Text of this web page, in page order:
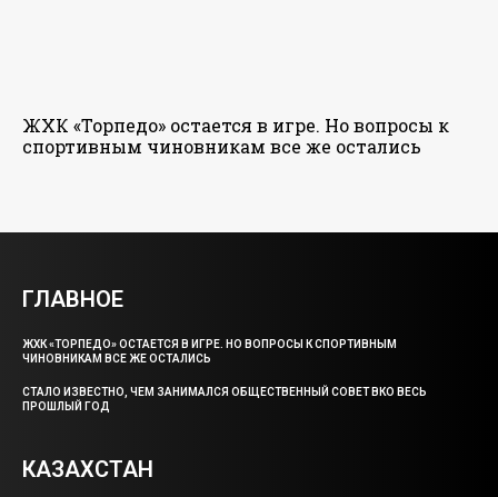
ЖХК «Торпедо» остается в игре. Но вопросы к
спортивным чиновникам все же остались
ГЛАВНОЕ
ЖХК «ТОРПЕДО» ОСТАЕТСЯ В ИГРЕ. НО ВОПРОСЫ К СПОРТИВНЫМ
ЧИНОВНИКАМ ВСЕ ЖЕ ОСТАЛИСЬ
СТАЛО ИЗВЕСТНО, ЧЕМ ЗАНИМАЛСЯ ОБЩЕСТВЕННЫЙ СОВЕТ ВКО ВЕСЬ
ПРОШЛЫЙ ГОД
КАЗАХСТАН